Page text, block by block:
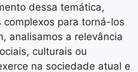
dessa temática,
para torná-los
analisamos a relevância
culturais ou
na sociedade atual e